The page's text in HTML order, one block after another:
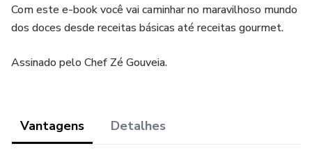
Com este e-book você vai caminhar no maravilhoso mundo
dos doces desde receitas básicas até receitas gourmet.
Assinado pelo Chef Zé Gouveia.
Vantagens Detalhes